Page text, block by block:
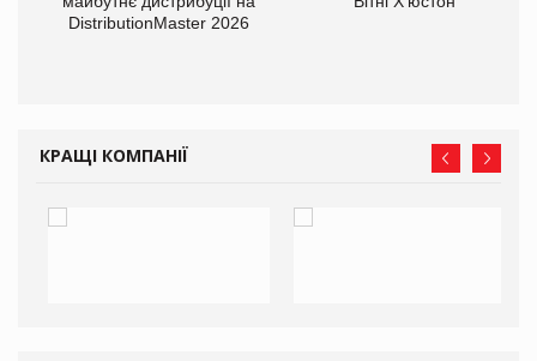
DistributionMaster 2026
КРАЩІ КОМПАНІЇ